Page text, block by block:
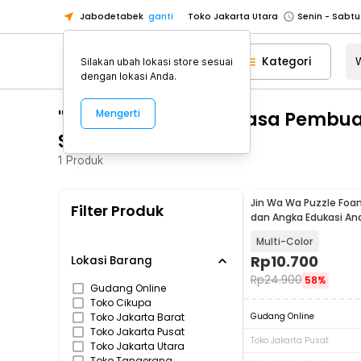
Jabodetabek ganti Toko Jakarta Utara
Toko Tangerang
Toko Cikupa
Pick n Go Jakarta Barat
Senin -
Pick n Go Bekasi
Senin - Jumat
Toko Jakarta Utara
Toko Cikupa
Pick n Go Jakarta Barat
Senin -
Senin - Jumat
Kategori
"WA 0812 2782 5310 Jasa
Sleman"
1 Produk
Filter Produk
Lokasi Barang
Gudang Online
Toko Cikupa
Toko Jakarta Barat
Toko Jakarta Pusat
Toko Jakarta Utara
Jin Wa Wa Puzzle
dan Angka Edukasi
Multi-Color
Rp10.700
Rp24.900 58%
Gudang Online
Toko Jakarta Pusat
Silakan ubah lokasi store sesuai
dengan lokasi Anda.
Mengerti